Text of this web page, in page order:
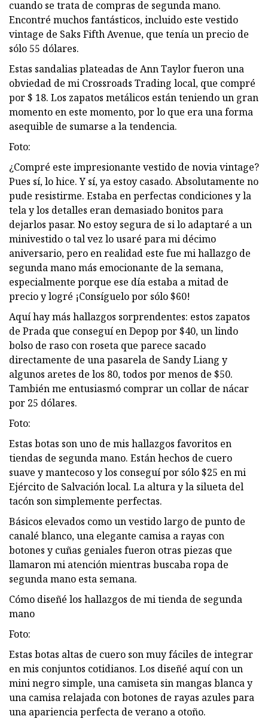
cuando se trata de compras de segunda mano.
Encontré muchos fantásticos, incluido este vestido
vintage de Saks Fifth Avenue, que tenía un precio de
sólo 55 dólares.
Estas sandalias plateadas de Ann Taylor fueron una
obviedad de mi Crossroads Trading local, que compré
por $ 18. Los zapatos metálicos están teniendo un gran
momento en este momento, por lo que era una forma
asequible de sumarse a la tendencia.
Foto:
¿Compré este impresionante vestido de novia vintage?
Pues sí, lo hice. Y sí, ya estoy casado. Absolutamente no
pude resistirme. Estaba en perfectas condiciones y la
tela y los detalles eran demasiado bonitos para
dejarlos pasar. No estoy segura de si lo adaptaré a un
minivestido o tal vez lo usaré para mi décimo
aniversario, pero en realidad este fue mi hallazgo de
segunda mano más emocionante de la semana,
especialmente porque ese día estaba a mitad de
precio y logré ¡Consíguelo por sólo $60!
Aquí hay más hallazgos sorprendentes: estos zapatos
de Prada que conseguí en Depop por $40, un lindo
bolso de raso con roseta que parece sacado
directamente de una pasarela de Sandy Liang y
algunos aretes de los 80, todos por menos de $50.
También me entusiasmó comprar un collar de nácar
por 25 dólares.
Foto:
Estas botas son uno de mis hallazgos favoritos en
tiendas de segunda mano. Están hechos de cuero
suave y mantecoso y los conseguí por sólo $25 en mi
Ejército de Salvación local. La altura y la silueta del
tacón son simplemente perfectas.
Básicos elevados como un vestido largo de punto de
canalé blanco, una elegante camisa a rayas con
botones y cuñas geniales fueron otras piezas que
llamaron mi atención mientras buscaba ropa de
segunda mano esta semana.
Cómo diseñé los hallazgos de mi tienda de segunda
mano
Foto:
Estas botas altas de cuero son muy fáciles de integrar
en mis conjuntos cotidianos. Los diseñé aquí con un
mini negro simple, una camiseta sin mangas blanca y
una camisa relajada con botones de rayas azules para
una apariencia perfecta de verano a otoño.